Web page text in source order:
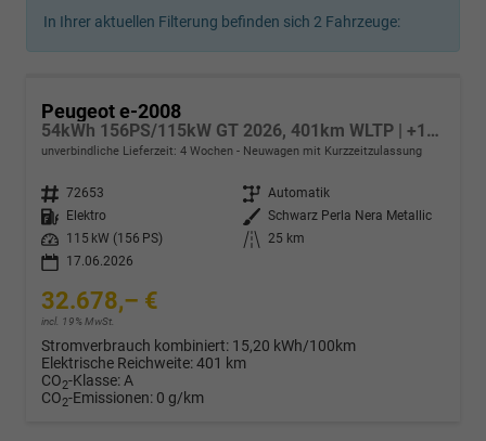
In Ihrer aktuellen Filterung befinden sich 2 Fahrzeuge:
Peugeot e-2008
54kWh 156PS/115kW GT 2026, 401km WLTP | +17" ALU +360-Grad&RFK +Wärmepumpe +Adaptiver Tempomat +Apple CarPlay +SHZ +FULL-LED-Scheinwerfer +Getönte Scheiben
unverbindliche Lieferzeit: 4 Wochen Neuwagen mit Kurzzeitzulassung
Fahrzeugnr. 72653 Getriebe Automatik
Kraftstoff
Elektro Außenfarbe Schwarz Perla Nera Metallic
Leistung
115 kW (156 PS) Kilometerstand
25 km
17.06.2026
32.678,– €
incl. 19% MwSt.
Stromverbrauch kombiniert: 15,20 kWh/100km
Elektrische Reichweite:401 km
CO2-Klasse: A
CO2-Emissionen: 0 g/km